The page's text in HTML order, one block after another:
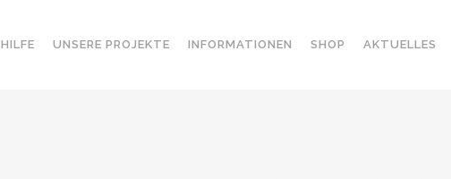
UNSERE PROJEKTE INFORMATIONEN SHOP AKTUELLES